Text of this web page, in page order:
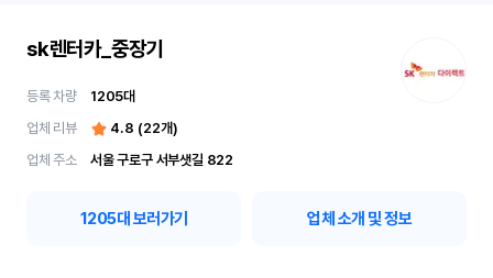
sk렌터카_중장기
등록 차량 1205대
업체 리뷰
4.8 (22개)
업체 주소
서울 구로구 서부샛길 822
1205대 보러가기 업체 소개 및 정보